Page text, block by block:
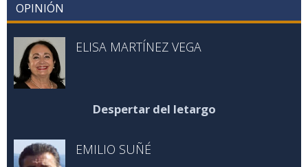
OPINIÓN
ELISA MARTÍNEZ VEGA
Despertar del letargo
EMILIO SUÑÉ